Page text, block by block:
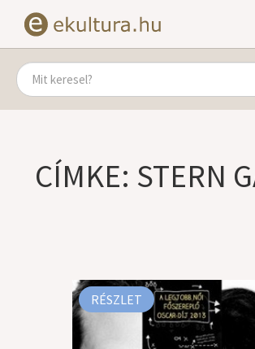
CÍMKE: STERN
RÉSZLET